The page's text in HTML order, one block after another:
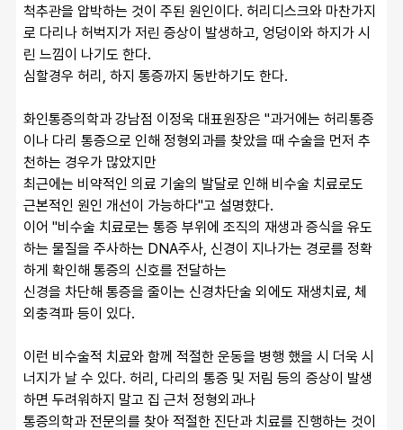
척추관을 압박하는 것이 주된 원인이다. 허리디스크와 마찬가지
로 다리나 허벅지가 저린 증상이 발생하고, 엉덩이와 하지가 시
린 느낌이 나기도 한다.
심할경우 허리, 하지 통증까지 동반하기도 한다.
화인통증의학과 강남점 이정욱 대표원장은 "과거에는 허리통증
이나 다리 통증으로 인해 정형외과를 찾았을 때 수술을 먼저 추
천하는 경우가 많았지만
최근에는 비약적인 의료 기술의 발달로 인해 비수술 치료로도
근본적인 원인 개선이 가능하다"고 설명햤다.
이어 "비수술 치료로는 통증 부위에 조직의 재생과 증식을 유도
하는 물질을 주사하는 DNA주사, 신경이 지나가는 경로를 정확
하게 확인해 통증의 신호를 전달하는
신경을 차단해 통증을 줄이는 신경차단술 외에도 재생치료, 체
외충격파 등이 있다.
이런 비수술적 치료와 함께 적절한 운동을 병행 했을 시 더욱 시
너지가 날 수 있다. 허리, 다리의 통증 및 저림 등의 증상이 발생
하면 두려워하지 말고 집 근처 정형외과나
통증의학과 전문의를 찾아 적절한 진단과 치료를 진행하는 것이